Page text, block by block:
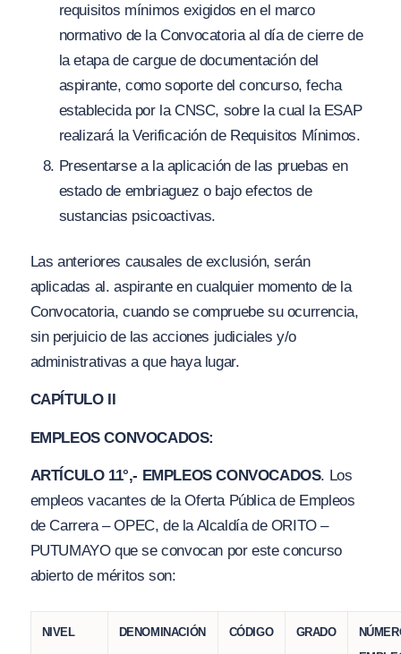
requisitos mínimos exigidos en el marco
normativo de la Convocatoria al día de cierre de
la etapa de cargue de documentación del
aspirante, como soporte del concurso, fecha
establecida por la CNSC, sobre la cual la ESAP
realizará la Verificación de Requisitos Mínimos.
Presentarse a la aplicación de las pruebas en
estado de embriaguez o bajo efectos de
sustancias psicoactivas.
Las anteriores causales de exclusión, serán
aplicadas al. aspirante en cualquier momento de la
Convocatoria, cuando se compruebe su ocurrencia,
sin perjuicio de las acciones judiciales y/o
administrativas a que haya lugar.
CAPÍTULO II
EMPLEOS CONVOCADOS:
ARTÍCULO 11°,- EMPLEOS CONVOCADOS. Los
empleos vacantes de la Oferta Pública de Empleos
de Carrera – OPEC, de la Alcaldía de ORITO –
PUTUMAYO que se convocan por este concurso
abierto de méritos son:
NIVEL DENOMINACIÓN CÓDIGO GRADO